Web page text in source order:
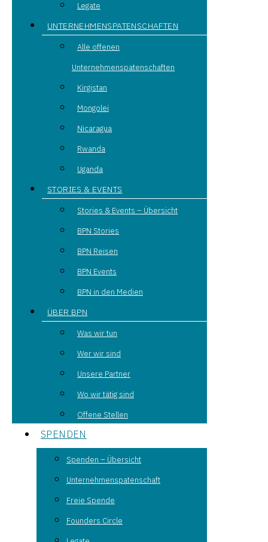
Legate
UNTERNEHMENSPATENSCHAFTEN
Alle offenen
Unternehmenspatenschaften
Kirgistan
Mongolei
Nicaragua
Rwanda
Uganda
STORIES & EVENTS
Stories & Events – Übersicht
BPN Stories
BPN Reisen
BPN Events
BPN in den Medien
ÜBER BPN
Was wir tun
Wer wir sind
Unsere Partner
Wo wir tätig sind
Offene Stellen
SPENDEN
Spenden – Übersicht
Unternehmenspatenschaft
Freie Spende
Founders Circle